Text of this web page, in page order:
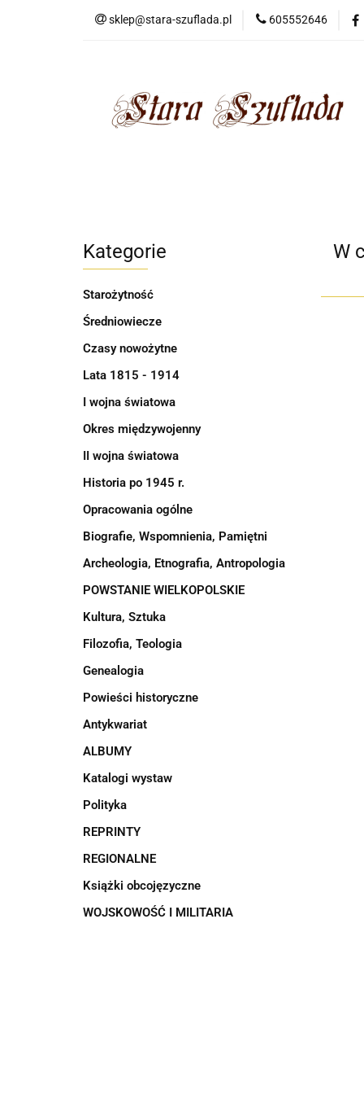
sklep@stara-szuflada.pl 605552646
NOWOŚCI
Kategorie
Starożytność
Średniowiecze
Czasy nowożytne
Lata 1815 - 1914
I wojna światowa
Okres międzywojenny
II wojna światowa
Historia po 1945 r.
Opracowania ogólne
Biografie, Wspomnienia, Pamiętni
Archeologia, Etnografia, Antropologia
POWSTANIE WIELKOPOLSKIE
Kultura, Sztuka
Filozofia, Teologia
Genealogia
Powieści historyczne
Antykwariat
ALBUMY
Katalogi wystaw
Polityka
REPRINTY
REGIONALNE
Książki obcojęzyczne
WOJSKOWOŚĆ I MILITARIA
W